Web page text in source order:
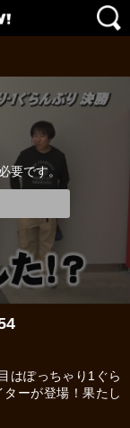
要です。
はぽっちゃり1ぐら
ーが登場！果たし